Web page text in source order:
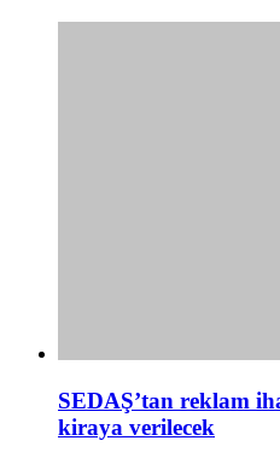
SEDAŞ’tan reklam
kiraya verilecek